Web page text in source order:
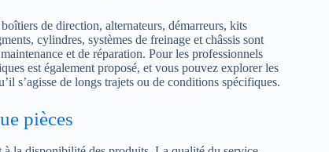
de direction, alternateurs, démarreurs, kits
cylindres, systèmes de freinage et châssis sont
et de réparation. Pour les professionnels
est également proposé, et vous pouvez explorer les
s’agisse de longs trajets ou de conditions spécifiques.
pièces